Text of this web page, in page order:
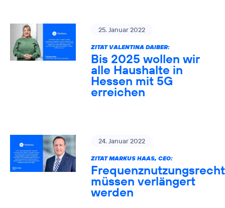
25. Januar 2022
ZITAT VALENTINA DAIBER:
Bis 2025 wollen wir
alle Haushalte in
Hessen mit 5G
erreichen
24. Januar 2022
ZITAT MARKUS HAAS, CEO:
müssen verlängert
werden